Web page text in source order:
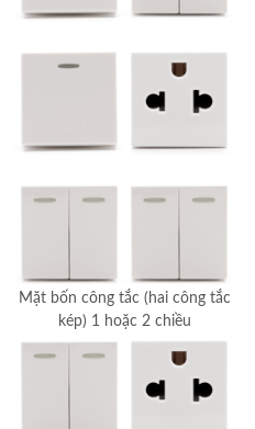
Mặt bốn công tắc (hai công tắc
kép) 1 hoặc 2 chiều